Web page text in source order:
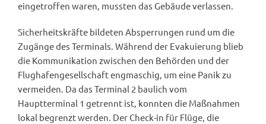
eingetroffen waren, mussten das Gebäude verlassen.
Sicherheitskräfte bildeten Absperrungen rund um die
Zugänge des Terminals. Während der Evakuierung blieb
die Kommunikation zwischen den Behörden und der
Flughafengesellschaft engmaschig, um eine Panik zu
vermeiden. Da das Terminal 2 baulich vom
Hauptterminal 1 getrennt ist, konnten die Maßnahmen
lokal begrenzt werden. Der Check-in für Flüge, die